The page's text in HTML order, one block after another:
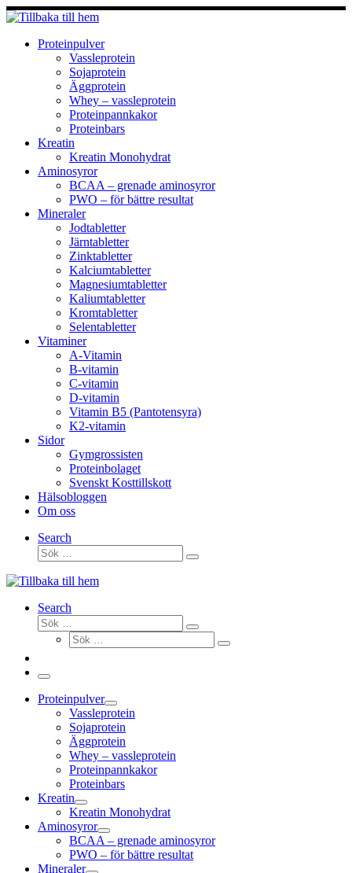
Hoppa
till
innehållProteinpulver
Vassleprotein
Sojaprotein
Äggprotein
Whey – vassleprotein
Proteinpannkakor
Proteinbars
Kreatin
Kreatin Monohydrat
Aminosyror
BCAA – grenade aminosyror
PWO – för bättre resultat
Mineraler
Jodtabletter
Järntabletter
Zinktabletter
Kalciumtabletter
Magnesiumtabletter
Kaliumtabletter
Kromtabletter
Selentabletter
Vitaminer
A-Vitamin
B-vitamin
C-vitamin
D-vitamin
Vitamin B5 (Pantotensyra)
K2-vitamin
Sidor
Gymgrossisten
Proteinbolaget
Svenskt Kosttillskott
Hälsobloggen
Om oss
Search
Sök
Sök
Search
Sök
Sök
Sök
Sök
Meny
Proteinpulver
Vassleprotein
Sojaprotein
Äggprotein
Whey – vassleprotein
Proteinpannkakor
Proteinbars
Kreatin
Kreatin Monohydrat
Aminosyror
BCAA – grenade aminosyror
PWO – för bättre resultat
Mineraler